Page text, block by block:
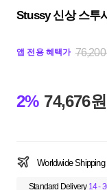
Stussy 신상 스투
앱 전용 혜택가
2% 74,676원
Worldwide Shipping
Standard Delivery 14 -